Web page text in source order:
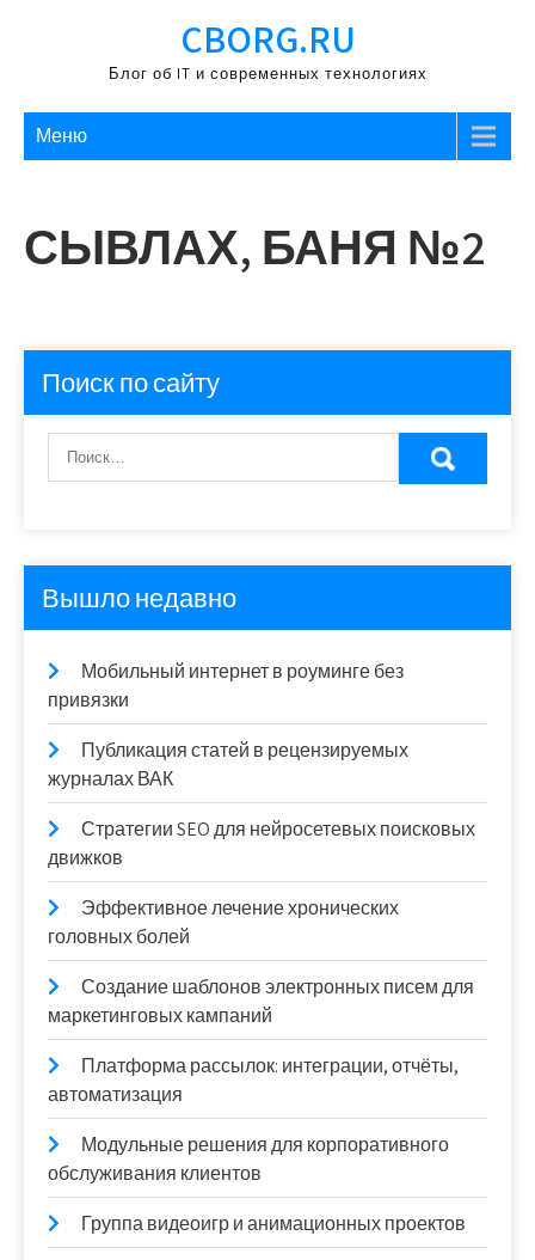
содержимому
CBORG.RU
Блог об IT и современных технологиях
Меню
СЫВЛАХ, БАНЯ №2
Поиск по сайту
Вышло недавно
Мобильный интернет в роуминге без
привязки
Публикация статей в рецензируемых
журналах ВАК
Стратегии SEO для нейросетевых поисковых
движков
Эффективное лечение хронических
головных болей
Создание шаблонов электронных писем для
маркетинговых кампаний
Платформа рассылок: интеграции, отчёты,
автоматизация
Модульные решения для корпоративного
обслуживания клиентов
Группа видеоигр и анимационных проектов